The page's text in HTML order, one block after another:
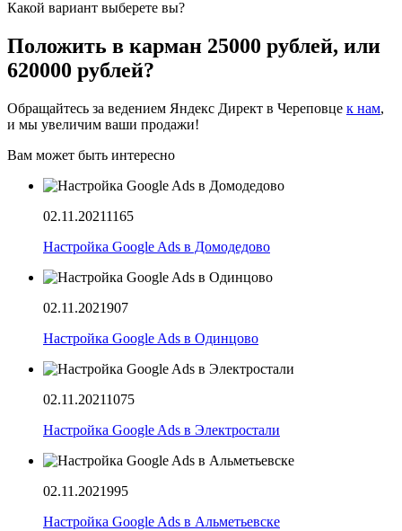
Какой вариант выберете вы?
Положить в карман 25000 рублей, или
620000 рублей?
Обращайтесь за ведением Яндекс Директ в Череповце к нам,
и мы увеличим ваши продажи!
Вам может быть интересно
02.11.20211165
Настройка Google Ads в Домодедово
02.11.2021907
Настройка Google Ads в Одинцово
02.11.20211075
Настройка Google Ads в Электростали
02.11.2021995
Настройка Google Ads в Альметьевске